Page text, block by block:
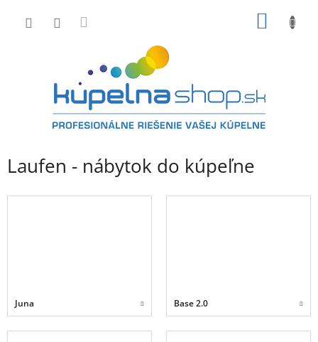
Laufen - nábytok do kúpeľne
Juna Base 2.0